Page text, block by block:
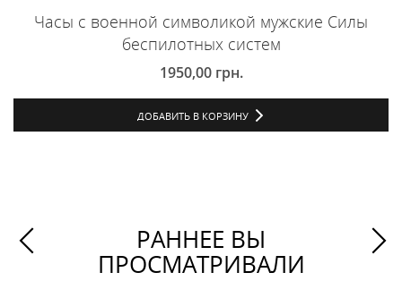
Часы с военной символикой мужские Силы
беспилотных систем
1950,00 грн.
ДОБАВИТЬ В КОРЗИНУ
РАННЕЕ ВЫ
ПРОСМАТРИВАЛИ